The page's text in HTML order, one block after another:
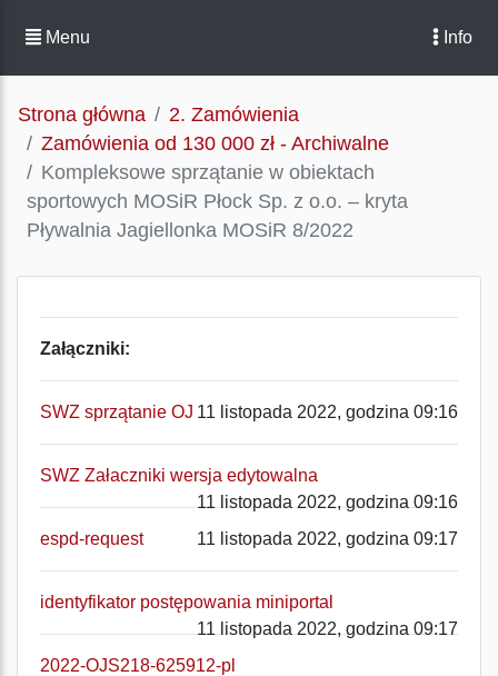
Menu Info
Strona główna
2. Zamówienia
Zamówienia od 130 000 zł - Archiwalne
Kompleksowe sprzątanie w obiektach
sportowych MOSiR Płock Sp. z o.o. – kryta
Pływalnia Jagiellonka MOSiR 8/2022
Załączniki:
SWZ sprzątanie OJ 11 listopada 2022, godzina 09:16
SWZ Załaczniki wersja edytowalna
11 listopada 2022, godzina 09:16
espd-request
11 listopada 2022, godzina 09:17
identyfikator postępowania miniportal
11 listopada 2022, godzina 09:17
2022-OJS218-625912-pl